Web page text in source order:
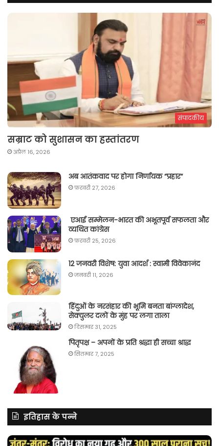
संपादकीय
सम्राट को सुशासन का हस्तांतरण
अप्रैल 16, 2026
अब आतंकवाद पर होगा निर्णायक “प्रहार“
फ़रवरी 27, 2026
एआई सम्मेलन-भारत की अभूतपूर्व सफलता और
व्यथित कांग्रेस
फ़रवरी 25, 2026
12 जनवरी विशेष: युवा आदर्श : स्वामी विवेकानंद
जनवरी 11, 2026
हिंदुओं के नरसंहार की भूमि बनता बांग्लादेश,
सेक्युलर दलों के मुंह पर लगा ताला
दिसम्बर 31, 2025
पितृपक्ष – अपनों के प्रति श्रद्धा ही सच्चा श्राद्ध
सितम्बर 7, 2025
इतिहास के पन्ने